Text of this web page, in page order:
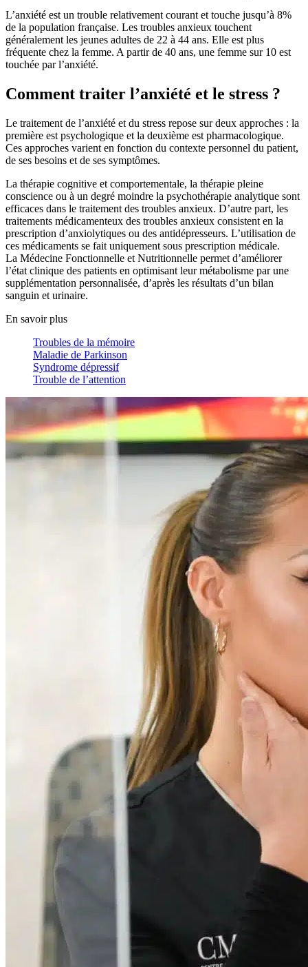
L’anxiété est un trouble relativement courant et touche jusqu’à 8%
de la population française. Les troubles anxieux touchent
généralement les jeunes adultes de 22 à 44 ans. Elle est plus
fréquente chez la femme. A partir de 40 ans, une femme sur 10 est
touchée par l’anxiété.
Comment traiter l’anxiété et le stress ?
Le traitement de l’anxiété et du stress repose sur deux approches : la
première est psychologique et la deuxième est pharmacologique.
Ces approches varient en fonction du contexte personnel du patient,
de ses besoins et de ses symptômes.
La thérapie cognitive et comportementale, la thérapie pleine
conscience ou à un degré moindre la psychothérapie analytique sont
efficaces dans le traitement des troubles anxieux. D’autre part, les
traitements médicamenteux des troubles anxieux consistent en la
prescription d’anxiolytiques ou des antidépresseurs. L’utilisation de
ces médicaments se fait uniquement sous prescription médicale.
La Médecine Fonctionnelle et Nutritionnelle permet d’améliorer
l’état clinique des patients en optimisant leur métabolisme par une
supplémentation personnalisée, d’après les résultats d’un bilan
sanguin et urinaire.
En savoir plus
Troubles de la mémoire
Maladie de Parkinson
Syndrome dépressif
Trouble de l’attention